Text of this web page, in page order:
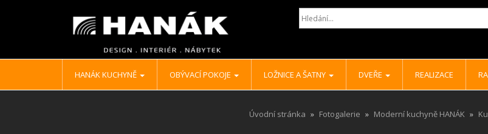
HANÁK KUCHYNĚ OBÝVACÍ POKOJE LOŽNICE A ŠATNY DVEŘE REALIZACE
Úvodní stránka Fotogalerie Moderní kuchyně HANÁK